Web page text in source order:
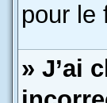
pour le
» J’ai